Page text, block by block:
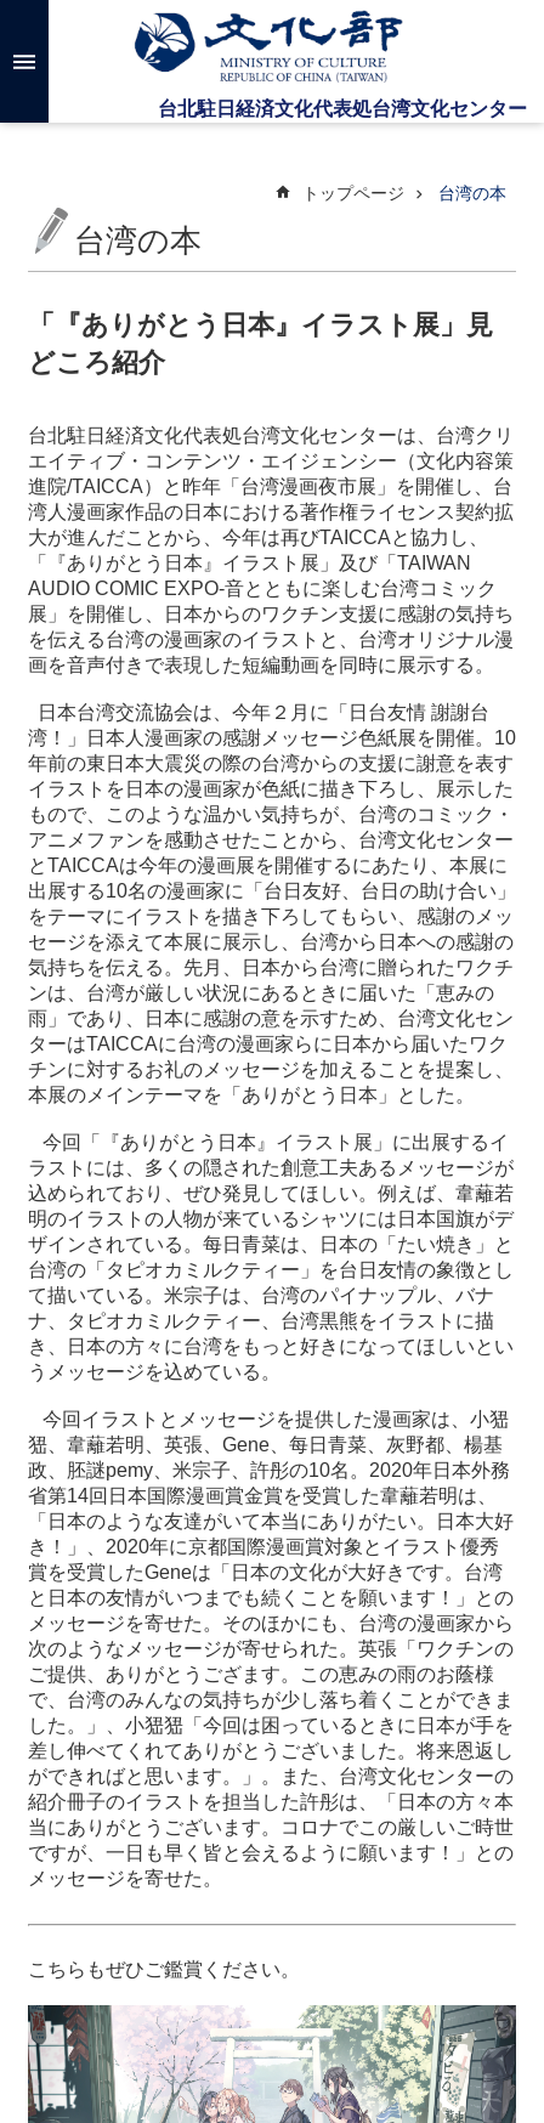
メインのコンテンツブロックにジャンプします
高
検
台
セ
ー
に
つ
い
て
最
新
情
報
申
込
過
去
行
事
台
湾
の
本
関
ン
ク
ホ
ー
ム
サ
マ
ッ
プ
トップページ 台湾の本
台湾の本
「『ありがとう日本』イラスト展」見
どころ紹介
台北駐日経済文化代表処台湾文化センターは、台湾クリ
エイティブ・コンテンツ・エイジェンシー（文化内容策
進院/TAICCA）と昨年「台湾漫画夜市展」を開催し、台
湾人漫画家作品の日本における著作権ライセンス契約拡
大が進んだことから、今年は再びTAICCAと協力し、
「『ありがとう日本』イラスト展」及び「TAIWAN
AUDIO COMIC EXPO-音とともに楽しむ台湾コミック
展」を開催し、日本からのワクチン支援に感謝の気持ち
を伝える台湾の漫画家のイラストと、台湾オリジナル漫
画を音声付きで表現した短編動画を同時に展示する。
日本台湾交流協会は、今年２月に「日台友情 謝謝台
湾！」日本人漫画家の感謝メッセージ色紙展を開催。10
年前の東日本大震災の際の台湾からの支援に謝意を表す
イラストを日本の漫画家が色紙に描き下ろし、展示した
もので、このような温かい気持ちが、台湾のコミック・
アニメファンを感動させたことから、台湾文化センター
とTAICCAは今年の漫画展を開催するにあたり、本展に
出展する10名の漫画家に「台日友好、台日の助け合い」
をテーマにイラストを描き下ろしてもらい、感謝のメッ
セージを添えて本展に展示し、台湾から日本への感謝の
気持ちを伝える。先月、日本から台湾に贈られたワクチ
ンは、台湾が厳しい状況にあるときに届いた「恵みの
雨」であり、日本に感謝の意を示すため、台湾文化セン
ターはTAICCAに台湾の漫画家らに日本から届いたワク
チンに対するお礼のメッセージを加えることを提案し、
本展のメインテーマを「ありがとう日本」とした。
今回「『ありがとう日本』イラスト展」に出展するイ
ラストには、多くの隠された創意工夫あるメッセージが
込められており、ぜひ発見してほしい。例えば、韋蘺若
明のイラストの人物が来ているシャツには日本国旗がデ
ザインされている。每日青菜は、日本の「たい焼き」と
台湾の「タピオカミルクティー」を台日友情の象徴とし
て描いている。米宗子は、台湾のパイナップル、バナ
ナ、タピオカミルクティー、台湾黒熊をイラストに描
き、日本の方々に台湾をもっと好きになってほしいとい
うメッセージを込めている。
今回イラストとメッセージを提供した漫画家は、小峱
峱、韋蘺若明、英張、Gene、每日青菜、灰野都、楊基
政、胚謎pemy、米宗子、許彤の10名。2020年日本外務
省第14回日本国際漫画賞金賞を受賞した韋蘺若明は、
「日本のような友達がいて本当にありがたい。日本大好
き！」、2020年に京都国際漫画賞対象とイラスト優秀
賞を受賞したGeneは「日本の文化が大好きです。台湾
と日本の友情がいつまでも続くことを願います！」との
メッセージを寄せた。そのほかにも、台湾の漫画家から
次のようなメッセージが寄せられた。英張「ワクチンの
ご提供、ありがとうござます。この恵みの雨のお蔭様
で、台湾のみんなの気持ちが少し落ち着くことができま
した。」、小峱峱「今回は困っているときに日本が手を
差し伸べてくれてありがとうございました。将来恩返し
ができればと思います。」。また、台湾文化センターの
紹介冊子のイラストを担当した許彤は、「日本の方々本
当にありがとうございます。コロナでこの厳しいご時世
ですが、一日も早く皆と会えるように願います！」との
メッセージを寄せた。
こちらもぜひご鑑賞ください。